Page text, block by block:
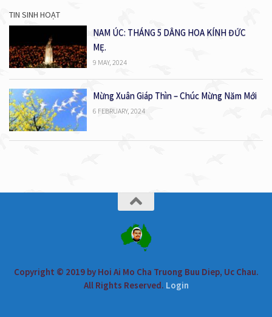
TIN SINH HOẠT
NAM ÚC: THÁNG 5 DÂNG HOA KÍNH ĐỨC
MẸ.
9 MAY, 2024
Mừng Xuân Giáp Thìn – Chúc Mừng Năm Mới
6 FEBRUARY, 2024
Copyright © 2019 by Hoi Ai Mo Cha Truong Buu Diep, Uc Chau.
All Rights Reserved. Login